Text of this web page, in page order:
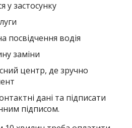
у застосунку
посвідчення водія
заміни
центр, де зручно
дані та підписати
підписом.